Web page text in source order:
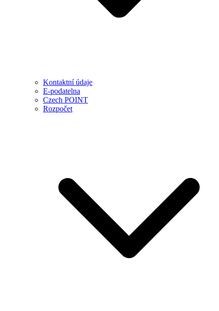
Kontaktní údaje
E-podatelna
Czech POINT
Rozpočet